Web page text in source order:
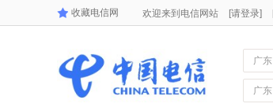
收藏电信网 欢迎来到电信网站 [请登录]
广东
广东